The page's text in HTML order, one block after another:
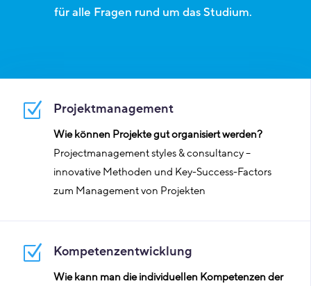
für alle Fragen rund um das Studium.
Z Projektmanagement
Wie können Projekte gut organisiert werden?
Projectmanagement styles & consultancy –
innovative Methoden und Key-Success-Factors
zum Management von Projekten
Z Kompetenzentwicklung
Wie kann man die individuellen Kompetenzen der